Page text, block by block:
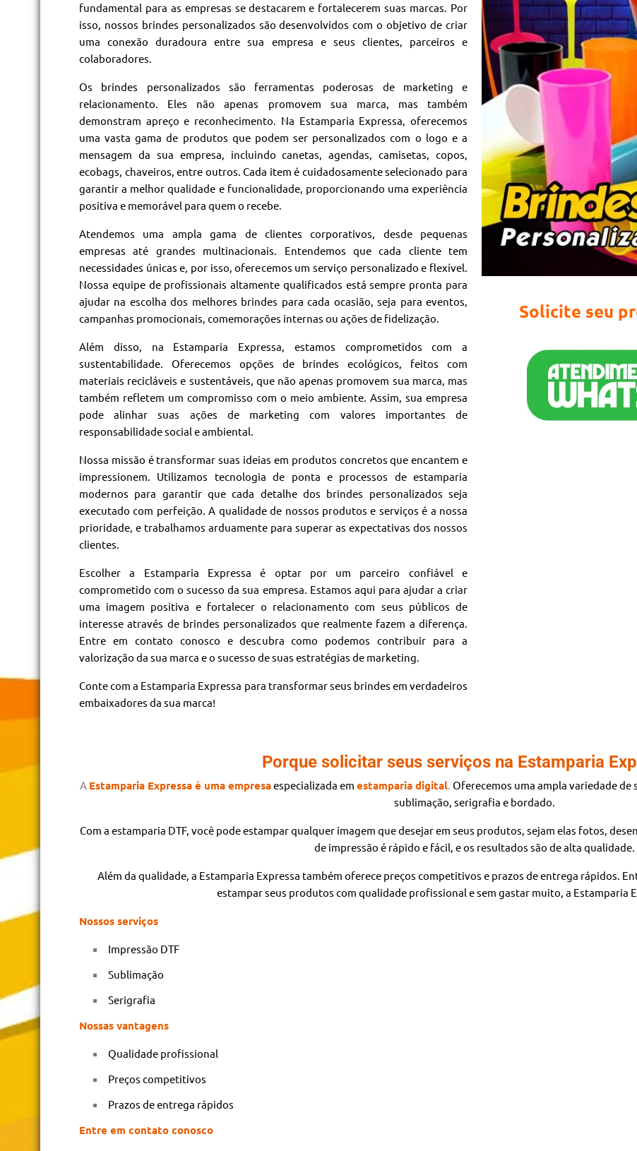
fundamental para as empresas se destacarem e fortalecerem suas marcas. Por
isso, nossos brindes personalizados são desenvolvidos com o objetivo de criar
uma conexão duradoura entre sua empresa e seus clientes, parceiros e
colaboradores.
Os brindes personalizados são ferramentas poderosas de marketing e
relacionamento. Eles não apenas promovem sua marca, mas também
demonstram apreço e reconhecimento. Na Estamparia Expressa, oferecemos
uma vasta gama de produtos que podem ser personalizados com o logo e a
mensagem da sua empresa, incluindo canetas, agendas, camisetas, copos,
ecobags, chaveiros, entre outros. Cada item é cuidadosamente selecionado para
garantir a melhor qualidade e funcionalidade, proporcionando uma experiência
positiva e memorável para quem o recebe.
Atendemos uma ampla gama de clientes corporativos, desde pequenas
empresas até grandes multinacionais. Entendemos que cada cliente tem
necessidades únicas e, por isso, oferecemos um serviço personalizado e flexível.
Nossa equipe de profissionais altamente qualificados está sempre pronta para
ajudar na escolha dos melhores brindes para cada ocasião, seja para eventos,
campanhas promocionais, comemorações internas ou ações de fidelização.
Além disso, na Estamparia Expressa, estamos comprometidos com a
sustentabilidade. Oferecemos opções de brindes ecológicos, feitos com
materiais recicláveis e sustentáveis, que não apenas promovem sua marca, mas
também refletem um compromisso com o meio ambiente. Assim, sua empresa
pode alinhar suas ações de marketing com valores importantes de
responsabilidade social e ambiental.
Nossa missão é transformar suas ideias em produtos concretos que encantem e
impressionem. Utilizamos tecnologia de ponta e processos de estamparia
modernos para garantir que cada detalhe dos brindes personalizados seja
executado com perfeição. A qualidade de nossos produtos e serviços é a nossa
prioridade, e trabalhamos arduamente para superar as expectativas dos nossos
clientes.
Escolher a Estamparia Expressa é optar por um parceiro confiável e
comprometido com o sucesso da sua empresa. Estamos aqui para ajudar a criar
uma imagem positiva e fortalecer o relacionamento com seus públicos de
interesse através de brindes personalizados que realmente fazem a diferença.
Entre em contato conosco e descubra como podemos contribuir para a
valorização da sua marca e o sucesso de suas estratégias de marketing.
Conte com a Estamparia Expressa para transformar seus brindes em verdadeiros
embaixadores da sua marca!
Solicite seu
Porque solicitar seus serviços na Estamparia
A Estamparia Expressa é uma empresaespecializada em estamparia digital. Oferecemos uma ampla variedade de
sublimação, serigrafia e bordado.
Com a estamparia DTF, você pode estampar qualquer imagem que desejar em seus produtos, sejam elas fotos,
de impressão é rápido e fácil, e os resultados são de alta qualidade.
Além da qualidade, a Estamparia Expressa também oferece preços competitivos e prazos de entrega rápidos.
estampar seus produtos com qualidade profissional e sem gastar muito, a Estamparia
Nossos serviços
Impressão DTF
Sublimação
Serigrafia
Nossas vantagens
Qualidade profissional
Preços competitivos
Prazos de entrega rápidos
Entre em contato conosco